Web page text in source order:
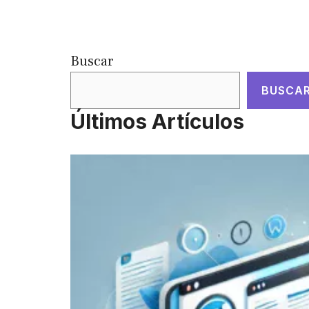
Buscar
Últimos Artículos